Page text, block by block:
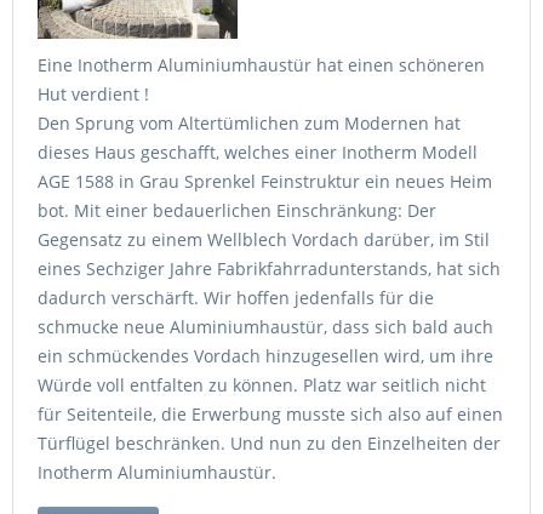
Eine Inotherm Aluminiumhaustür hat einen schöneren
Hut verdient !
Den Sprung vom Altertümlichen zum Modernen hat
dieses Haus geschafft, welches einer Inotherm Modell
AGE 1588 in Grau Sprenkel Feinstruktur ein neues Heim
bot. Mit einer bedauerlichen Einschränkung: Der
Gegensatz zu einem Wellblech Vordach darüber, im Stil
eines Sechziger Jahre Fabrikfahrradunterstands, hat sich
dadurch verschärft. Wir hoffen jedenfalls für die
schmucke neue Aluminiumhaustür, dass sich bald auch
ein schmückendes Vordach hinzugesellen wird, um ihre
Würde voll entfalten zu können. Platz war seitlich nicht
für Seitenteile, die Erwerbung musste sich also auf einen
Türflügel beschränken. Und nun zu den Einzelheiten der
Inotherm Aluminiumhaustür.